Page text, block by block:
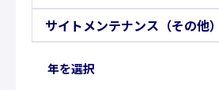
サイトメンテナンス（その他）
年を選択